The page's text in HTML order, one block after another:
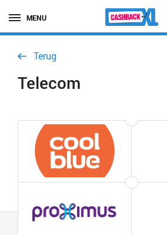
MENU
Terug
Telecom